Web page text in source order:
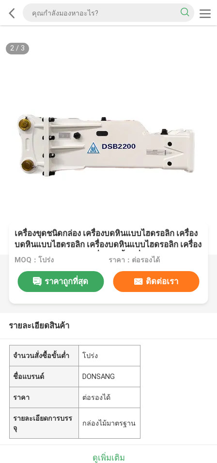
2/ 3
เครื่องขุดชนิดกล่อง เครื่องบดหินแบบไฮดรอลิก เครื่อง
บดหินแบบไฮดรอลิก เครื่องบดหินแบบไฮดรอลิก เครื่อง
บดหินขนาด 140 มม เครื่องติดตั้งเครื่องจักรก่อสร้าง
MOQ：โปร่ง ราคา：ต่อรองได้
ราคาถูกที่สุด ติดต่อเรา
รายละเอียดสินค้า
จำนวนสั่งซื้อขั้นต่ำ โปร่ง
ชื่อแบรนด์ DONSANG
ราคา ต่อรองได้
รายละเอียดการบรร
จุ
กล่องไม้มาตรฐาน
ดูเพิ่มเติม